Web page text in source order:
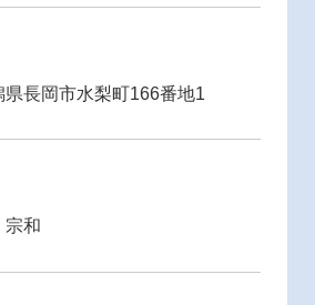
県長岡市水梨町166番地1
宗和